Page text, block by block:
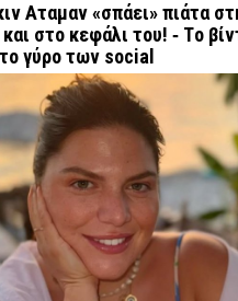
Αταμαν «σπάει» πιάτα
στο κεφάλι του! ‑ Tο
γύρο των social